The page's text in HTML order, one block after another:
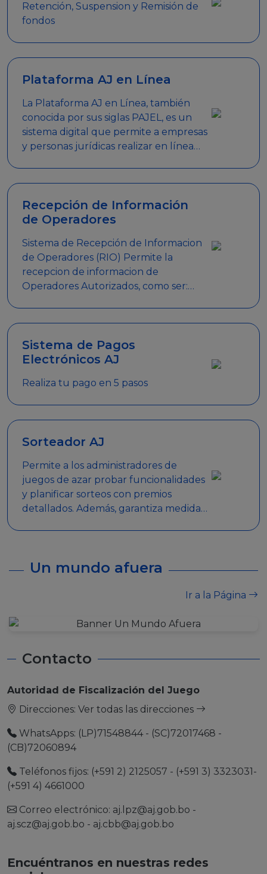
Retención, Suspension y Remisión de
fondos
Plataforma AJ en Línea
La Plataforma AJ en Línea, también
conocida por sus siglas PAJEL, es un
sistema digital que permite a empresas
y personas jurídicas realizar en línea
Recepción de Información
de Operadores
Sistema de Recepción de Informacion
de Operadores (RIO) Permite la
recepcion de informacion de
Operadores Autorizados, como ser:
Sistema de Pagos
Electrónicos AJ
Realiza tu pago en 5 pasos
Sorteador AJ
Permite a los administradores de
juegos de azar probar funcionalidades
y planificar sorteos con premios
detallados. Además, garantiza medidas
Un mundo afuera
Ir a la Página
Contacto
Autoridad de Fiscalización del Juego
Direcciones: Ver todas las direcciones
WhatsApps: (LP)71548844 - (SC)72017468 -
(CB)72060894
Teléfonos fijos: (+591 2) 2125057 - (+591 3) 3323031-
(+591 4) 4661000
Correo electrónico: aj.lpz@aj.gob.bo -
aj.scz@aj.gob.bo - aj.cbb@aj.gob.bo
Encuéntranos en nuestras redes